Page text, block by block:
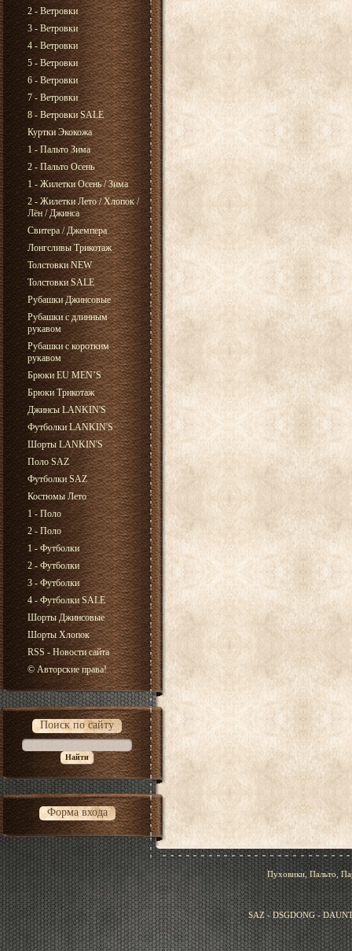
2 - Ветровки
3 - Ветровки
4 - Ветровки
5 - Ветровки
6 - Ветровки
7 - Ветровки
8 - Ветровки SALE
Куртки Экокожа
1 - Пальто Зима
2 - Пальто Осень
1 - Жилетки Осень / Зима
2 - Жилетки Лето / Хлопок /
Лён / Джинса
Свитера / Джемпера
Лонгсливы Трикотаж
Толстовки NEW
Толстовки SALE
Рубашки Джинсовые
Рубашки с длинным
рукавом
Рубашки с коротким
рукавом
Брюки EU MEN’S
Брюки Трикотаж
Джинсы LANKIN'S
Футболки LANKIN'S
Шорты LANKIN'S
Поло SAZ
Футболки SAZ
Костюмы Лето
1 - Поло
2 - Поло
1 - Футболки
2 - Футболки
3 - Футболки
4 - Футболки SALE
Шорты Джинсовые
Шорты Хлопок
RSS - Новости сайта
© Авторские права!
Поиск по сайту
Форма входа
Пуховики, Пальто,
SAZ - DSGDONG -